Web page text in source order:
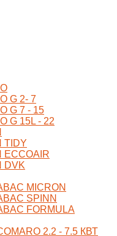
G 2- 7
G 7 - 15
G 15L - 22
MICRON
SPINN
FORMULA
2.2 - 7.5 КВТ